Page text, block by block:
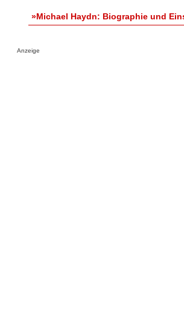
»Michael Haydn: Biographie und
Anzeige